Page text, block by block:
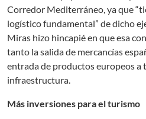
Corredor Mediterráneo, ya que
logístico fundamental” de dicho
Miras hizo hincapié en que esa
tanto la salida de mercancías
entrada de productos europeos a
infraestructura.
Más inversiones para el turismo